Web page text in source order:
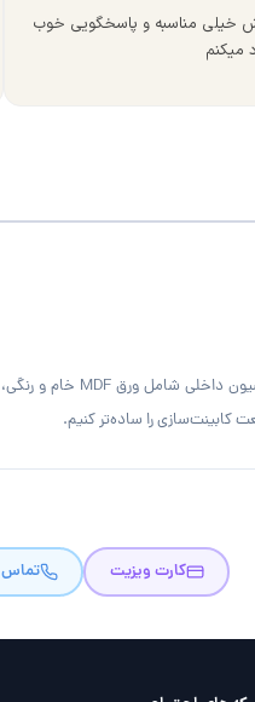
خیلی مناسبه و پاسخگویی خوب
میکنم
کابینت‌سازی را ساده‌تر کنیم.
کارت ویزیت تماس